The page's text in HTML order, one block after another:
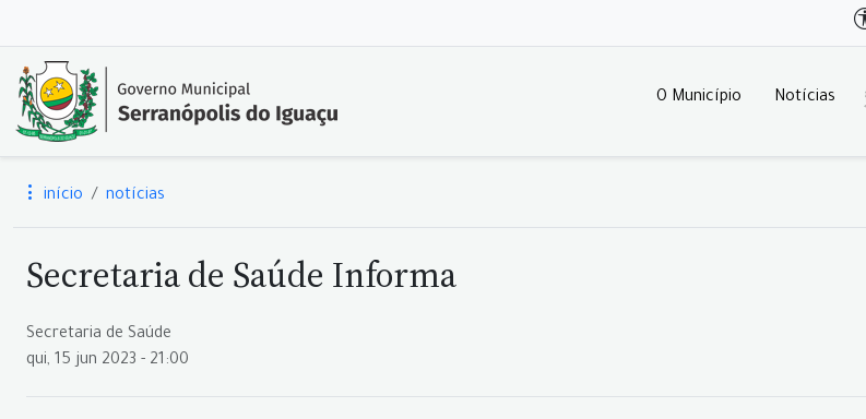
O Município Notícias
início notícias
Secretaria de Saúde Informa
Secretaria de Saúde
qui, 15 jun 2023 - 21:00